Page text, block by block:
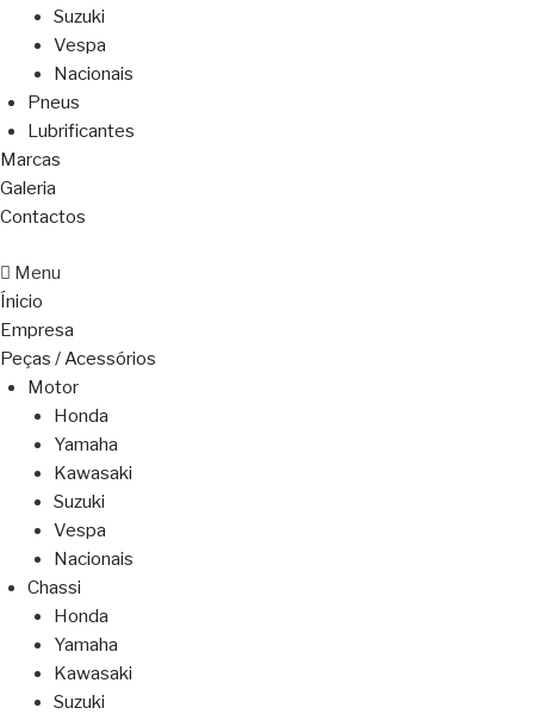
Suzuki
Vespa
Nacionais
Pneus
Lubrificantes
Marcas
Galeria
Contactos
Menu
Ínicio
Empresa
Peças / Acessórios
Motor
Honda
Yamaha
Kawasaki
Suzuki
Vespa
Nacionais
Chassi
Honda
Yamaha
Kawasaki
Suzuki